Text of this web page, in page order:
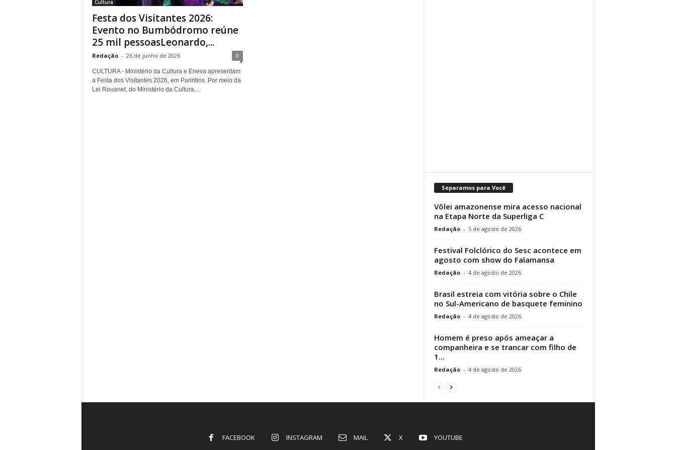
Cultura
Festa dos Visitantes 2026:
Evento no Bumbódromo reúne
25 mil pessoasLeonardo,...
Redação - 26 de junho de 2026 0
CULTURA - Ministério da Cultura e Eneva apresentam
a Festa dos Visitantes 2026, em Parintins. Por meio da
Lei Rouanet, do Ministério da Cultura,...
Separamos para Você
Vôlei amazonense mira acesso nacional
na Etapa Norte da Superliga C
Redação - 5 de agosto de 2026
Festival Folclórico do Sesc acontece em
agosto com show do Falamansa
Redação - 4 de agosto de 2026
Brasil estreia com vitória sobre o Chile
no Sul-Americano de basquete feminino
Redação - 4 de agosto de 2026
Homem é preso após ameaçar a
companheira e se trancar com filho de
1...
Redação - 4 de agosto de 2026
FACEBOOK INSTAGRAM MAIL X YOUTUBE